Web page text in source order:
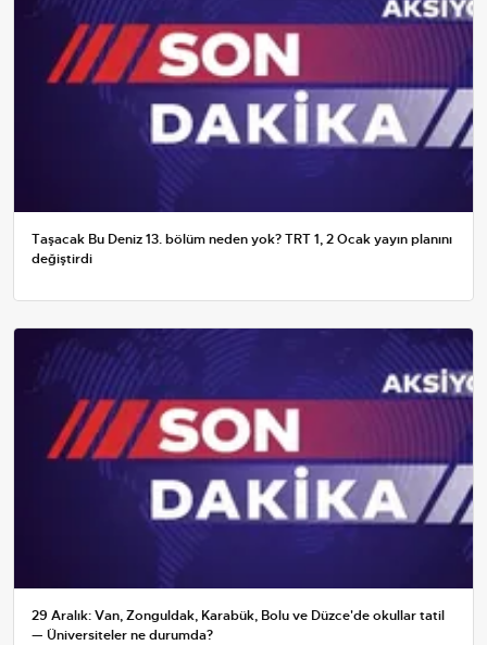
Taşacak Bu Deniz 13. bölüm neden yok? TRT 1, 2 Ocak yayın planını
değiştirdi
29 Aralık: Van, Zonguldak, Karabük, Bolu ve Düzce'de okullar tatil
— Üniversiteler ne durumda?